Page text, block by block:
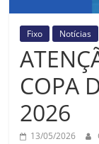
Fixo Notícias
COPA
2026
13/05/2026